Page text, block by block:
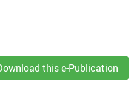
this e-Publication